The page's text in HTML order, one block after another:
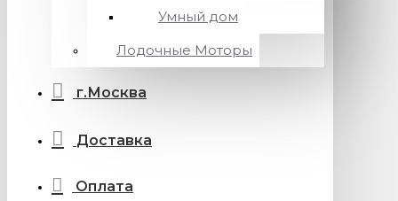
Умный дом
Лодочные Моторы
г.Москва
Доставка
Оплата